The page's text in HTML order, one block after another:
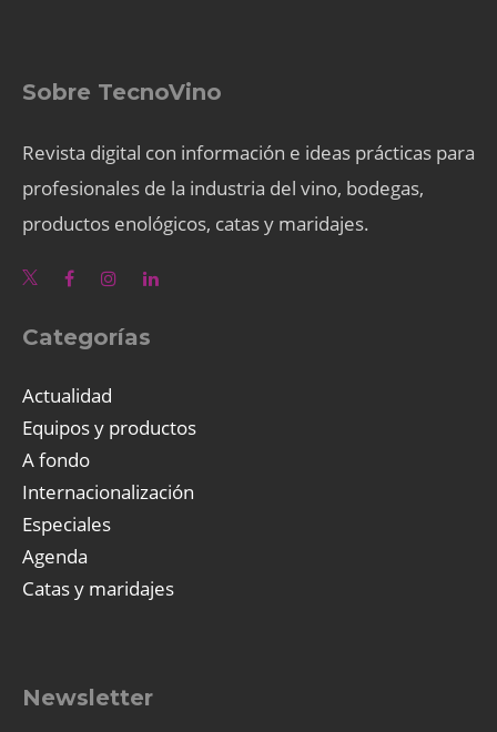
Sobre TecnoVino
Revista digital con información e ideas prácticas para
profesionales de la industria del vino, bodegas,
productos enológicos, catas y maridajes.
Categorías
Actualidad
Equipos y productos
A fondo
Internacionalización
Especiales
Agenda
Catas y maridajes
Newsletter